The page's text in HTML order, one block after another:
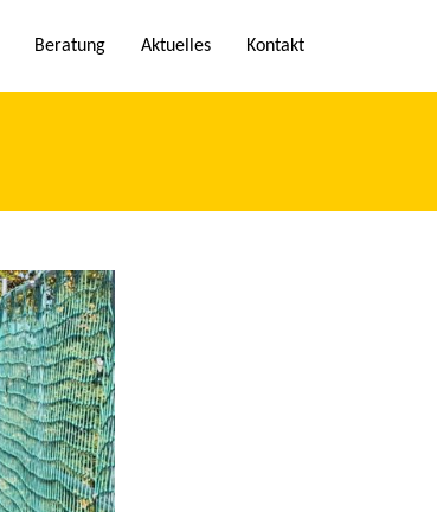
Beratung Aktuelles Kontakt